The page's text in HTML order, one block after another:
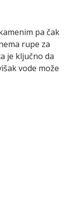
pa čak
rupe za
je ključno da
vode može